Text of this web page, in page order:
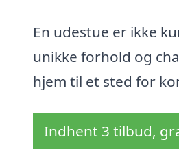
En udestue er ikke
unikke forhold og
hjem til et sted for
Indhent 3 tilbud,